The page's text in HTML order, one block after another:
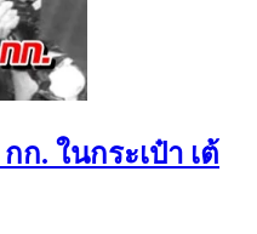
ก. ในกระเป๋า เต้